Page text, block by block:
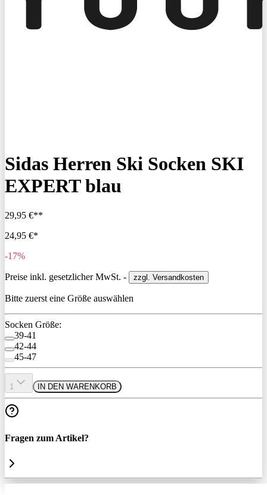
Sidas Herren Ski Socken SKI
EXPERT blau
29,95 €**
24,95 €*
-17%
Preise inkl. gesetzlicher MwSt. - zzgl. Versandkosten
Bitte zuerst eine Größe auswählen
Socken Größe:
39-41
42-44
45-47
1 IN DEN WARENKORB
Fragen zum Artikel?